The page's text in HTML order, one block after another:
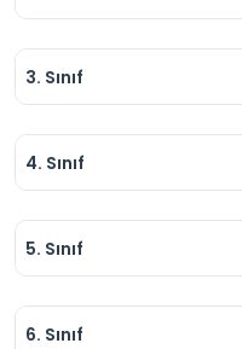
dağların geniş açılı
3. Sınıf
4. Sınıf
5. Sınıf
6. Sınıf